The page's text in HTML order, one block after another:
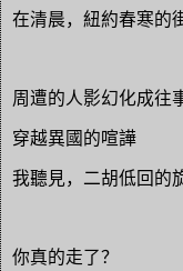
在清晨，紐約春寒的
周遭的人影幻化成往
穿越異國的喧譁
我聽見，二胡低回的
你真的走了？